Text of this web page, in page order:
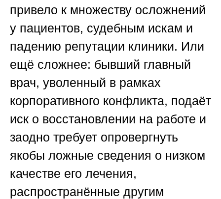
привело к множеству осложнений
у пациентов, судебным искам и
падению репутации клиники. Или
ещё сложнее: бывший главный
врач, уволенный в рамках
корпоративного конфликта, подаёт
иск о восстановлении на работе и
заодно требует опровергнуть
якобы ложные сведения о низком
качестве его лечения,
распространённые другим